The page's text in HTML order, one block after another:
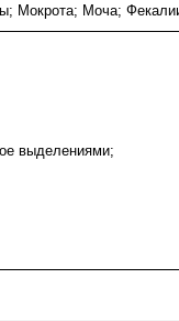
Мокрота; Моча;
выделениями;